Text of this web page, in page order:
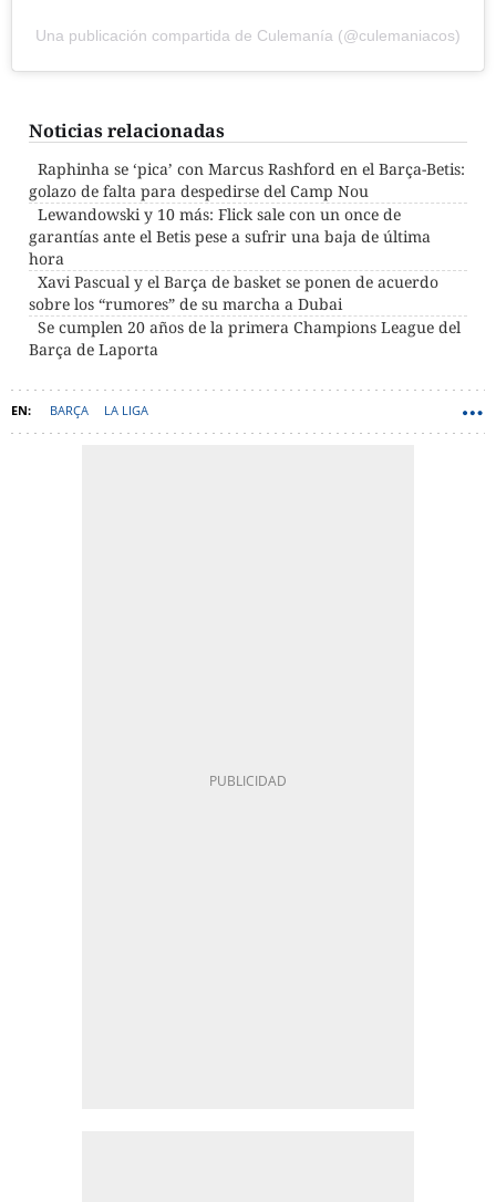
Una publicación compartida de Culemanía (@culemaniacos)
Noticias relacionadas
Raphinha se ‘pica’ con Marcus Rashford en el Barça-Betis:
golazo de falta para despedirse del Camp Nou
Lewandowski y 10 más: Flick sale con un once de
garantías ante el Betis pese a sufrir una baja de última
hora
Xavi Pascual y el Barça de basket se ponen de acuerdo
sobre los “rumores” de su marcha a Dubai
Se cumplen 20 años de la primera Champions League del
Barça de Laporta
BARÇA LA LIGA